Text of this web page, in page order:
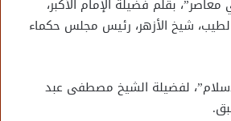
بقلم فضيلة الإمام الأكبر،
الطيب، شيخ الأزهر، رئيس مجلس حكماء
لفضيلة الشيخ مصطفى عبد